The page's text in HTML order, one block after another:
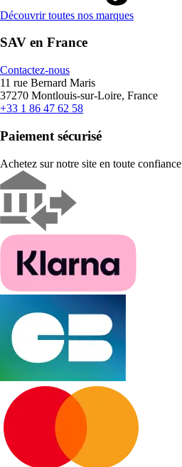
Découvrir toutes nos marques
SAV en France
Contactez-nous
11 rue Bernard Maris
37270 Montlouis-sur-Loire, France
+33 1 86 47 62 58
Paiement sécurisé
Achetez sur notre site en toute confiance